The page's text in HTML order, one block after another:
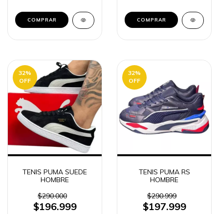
COMPRAR COMPRAR
32%
OFF
TENIS PUMA SUEDE
HOMBRE
$290.000
$196.999
32%
OFF
TENIS PUMA RS
HOMBRE
$290.999
$197.999